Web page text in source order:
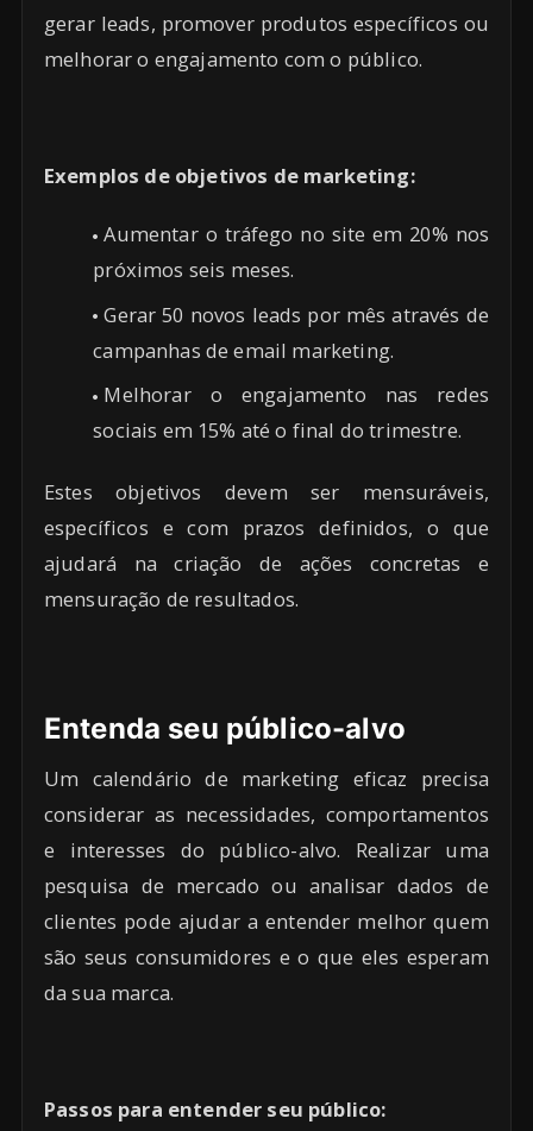
gerar leads, promover produtos específicos ou
melhorar o engajamento com o público.
Exemplos de objetivos de marketing:
Aumentar o tráfego no site em 20% nos
próximos seis meses.
Gerar 50 novos leads por mês através de
campanhas de email marketing.
Melhorar o engajamento nas redes
sociais em 15% até o final do trimestre.
Estes objetivos devem ser mensuráveis,
específicos e com prazos definidos, o que
ajudará na criação de ações concretas e
mensuração de resultados.
Entenda seu público-alvo
Um calendário de marketing eficaz precisa
considerar as necessidades, comportamentos
e interesses do público-alvo. Realizar uma
pesquisa de mercado ou analisar dados de
clientes pode ajudar a entender melhor quem
são seus consumidores e o que eles esperam
da sua marca.
Passos para entender seu público: